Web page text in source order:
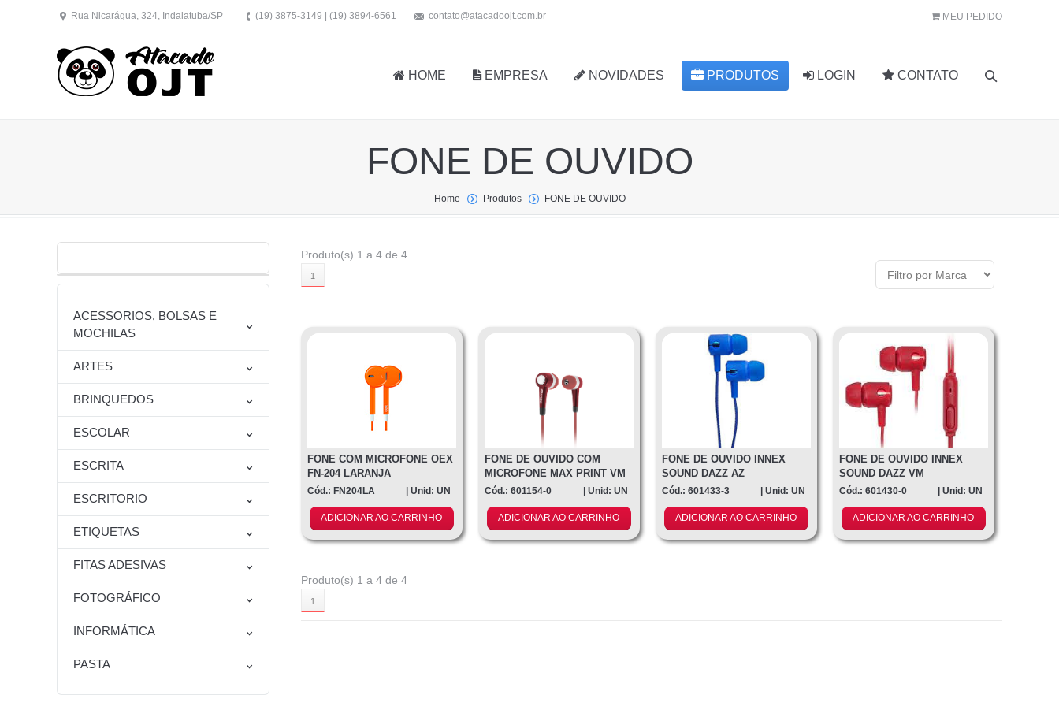
Rua Nicarágua, 324, Indaiatuba/SP (19) 3875-3149 | (19) 3894-6561 contato@atacadoojt.com.br MEU PEDIDO
HOME EMPRESA NOVIDADES PRODUTOS LOGIN CONTATO
FONE DE OUVIDO
Home Produtos FONE DE OUVIDO
Produto(s) 1 a 4 de 4
1
FONE COM MICROFONE OEX
FN-204 LARANJA
Cód.: FN204LA | Unid: UN
ADICIONAR AO CARRINHO
FONE DE OUVIDO COM
MICROFONE MAX PRINT VM
Cód.: 601154-0 | Unid: UN
ADICIONAR AO CARRINHO
FONE DE OUVIDO INNEX
SOUND DAZZ AZ
Cód.: 601433-3 | Unid: UN
ADICIONAR AO CARRINHO
FONE DE OUVIDO INNEX
SOUND DAZZ VM
Cód.: 601430-0 | Unid: UN
ADICIONAR AO CARRINHO
Produto(s) 1 a 4 de 4
1
ACESSORIOS, BOLSAS E
MOCHILAS
ARTES
BRINQUEDOS
ESCOLAR
ESCRITA
ESCRITORIO
ETIQUETAS
FITAS ADESIVAS
FOTOGRÁFICO
INFORMÁTICA
PASTA